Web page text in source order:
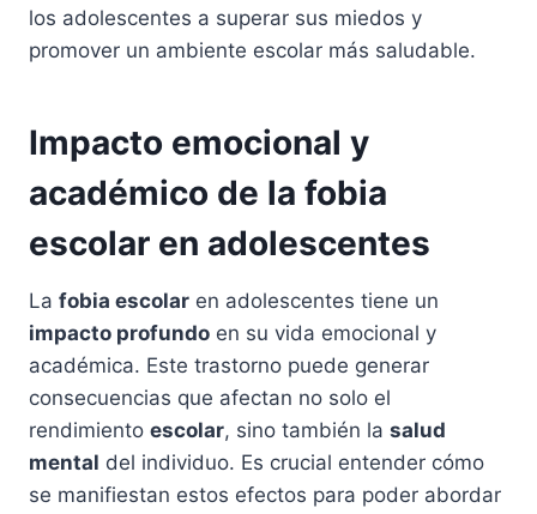
los adolescentes a superar sus miedos y
promover un ambiente escolar más saludable.
Impacto emocional y
académico de la fobia
escolar en adolescentes
La fobia escolar en adolescentes tiene un
impacto profundo en su vida emocional y
académica. Este trastorno puede generar
consecuencias que afectan no solo el
rendimiento escolar, sino también la salud
mental del individuo. Es crucial entender cómo
se manifiestan estos efectos para poder abordar